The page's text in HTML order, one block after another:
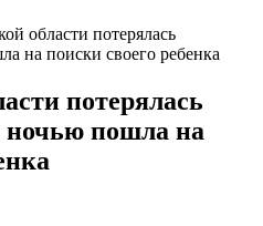
области потерялась
на поиски своего ребенка
потерялась
пошла на